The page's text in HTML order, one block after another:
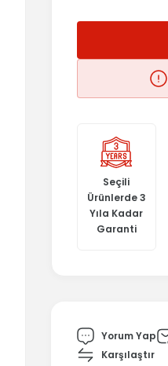
Seçili
Ürünlerde 3
Yıla Kadar
Garanti
Yorum Yap
Karşılaştır